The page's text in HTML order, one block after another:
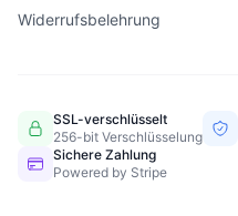
Widerrufsbelehrung
SSL-verschlüsselt
256-bit Verschlüsselung
Sichere Zahlung
Powered by Stripe